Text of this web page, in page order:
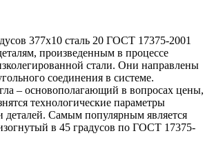
377х10 сталь 20 ГОСТ 17375-2001
произведенным в процессе
стали. Они направлены
соединения в системе.
– основополагающий в вопросах цены,
технологические параметры
деталей. Самым популярным является
в 45 градусов по ГОСТ 17375-